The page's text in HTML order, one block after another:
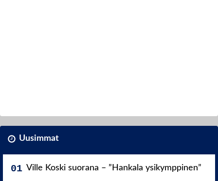
Uusimmat
Ville Koski suorana – ”Hankala ysikymppinen”